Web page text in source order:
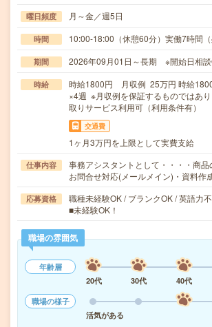
曜日頻度 月～金／週5日
時間 10:00-18:00（休憩60分）実働7時間（
期間 2026年09月01日～長期 ※開始日相
時給
時給1800円 月収例 25万円 時給
×4週 ※月収例を保証するものではあ
取りサービス利用可（利用条件有）
交通費
1ヶ月3万円を上限として実費支給
仕事内容
事務アシスタントとして・・・・商品
お問合せ対応(メールメイン)・資料作
応募資格
職種未経験OK / ブランクOK / 英語力
■未経験OK！
職場の雰囲気
年齢層
20代
30代 40代
職場の様子
活気がある